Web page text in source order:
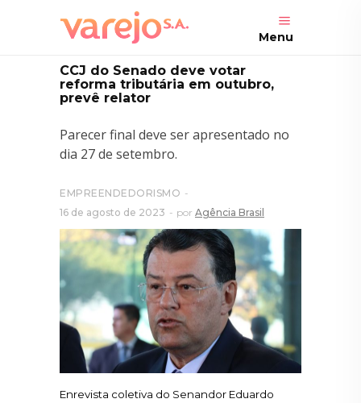
Menu
CCJ do Senado deve votar
reforma tributária em outubro,
prevê relator
Parecer final deve ser apresentado no
dia 27 de setembro.
EMPREENDEDORISMO
16 de agosto de 2023
por Agência Brasil
Enrevista coletiva do Senandor Eduardo